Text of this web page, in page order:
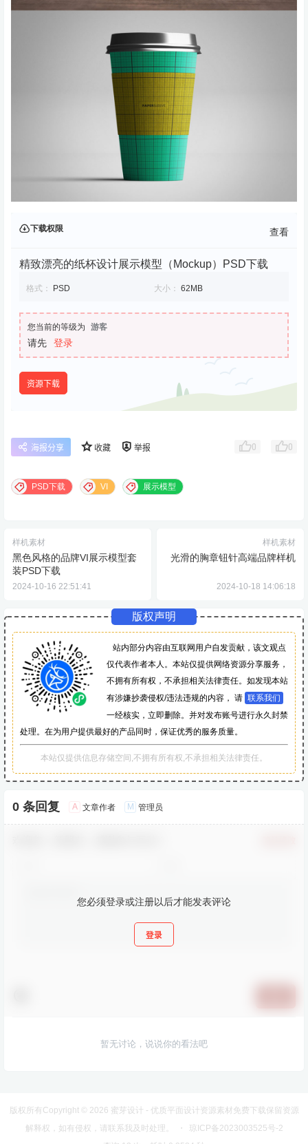
下载权限 查看
精致漂亮的纸杯设计展示模型（Mockup）PSD下载
格式： PSD 大小： 62MB
您当前的等级为 游客
请先 登录
资源下载
海报分享 收藏 举报 0 0
PSD下载 VI 展示模型
样机素材
黑色风格的品牌VI展示模型套
装PSD下载
2024-10-16 22:51:41
样机素材
光滑的胸章钮针高端品牌样机
2024-10-18 14:06:18
版权声明
站内部分内容由互联网用户自发贡献，该文观点
仅代表作者本人。本站仅提供网络资源分享服务，
不拥有所有权，不承担相关法律责任。如发现本站
有涉嫌抄袭侵权/违法违规的内容， 请 联系我们
一经核实，立即删除。并对发布账号进行永久封禁
处理。在为用户提供最好的产品同时，保证优秀的服务质量。
本站仅提供信息存储空间,不拥有所有权,不承担相关法律责任。
0 条回复 A 文章作者 M 管理员
您必须登录或注册以后才能发表评论
登录
暂无讨论，说说你的看法吧
版权所有Copyright © 2026 蜜芽设计 - 优质平面设计资源素材免费下载保留资源
解释权，如有侵权，请联系我及时处理。
・
琼ICP备2023003525号-2